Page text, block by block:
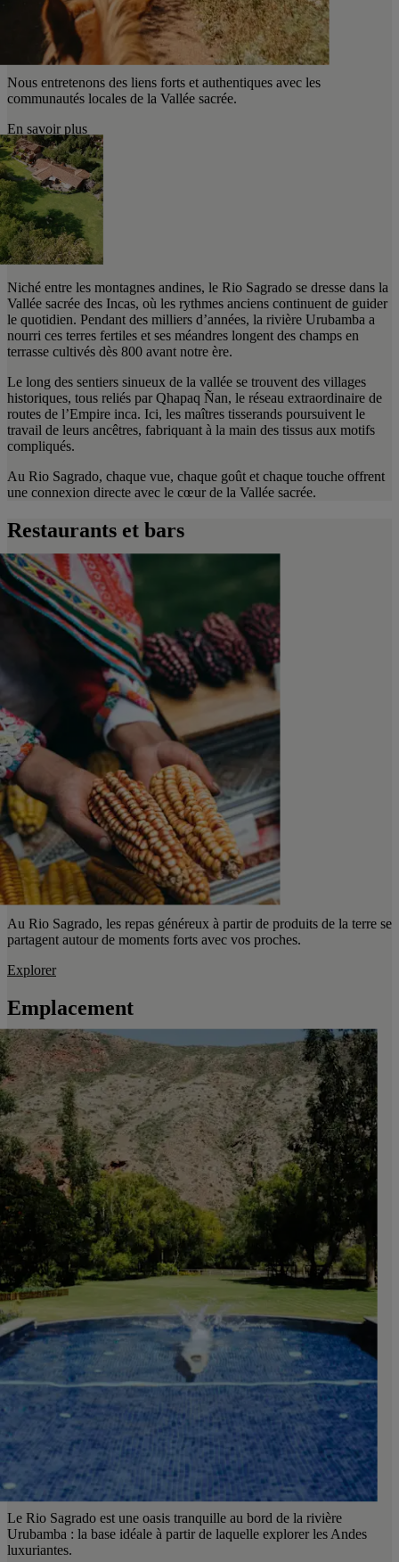
Nous entretenons des liens forts et authentiques avec les
communautés locales de la Vallée sacrée.
En savoir plus
Niché entre les montagnes andines, le Rio Sagrado se dresse dans la
Vallée sacrée des Incas, où les rythmes anciens continuent de guider
le quotidien. Pendant des milliers d’années, la rivière Urubamba a
nourri ces terres fertiles et ses méandres longent des champs en
terrasse cultivés dès 800 avant notre ère.
Le long des sentiers sinueux de la vallée se trouvent des villages
historiques, tous reliés par Qhapaq Ñan, le réseau extraordinaire de
routes de l’Empire inca. Ici, les maîtres tisserands poursuivent le
travail de leurs ancêtres, fabriquant à la main des tissus aux motifs
compliqués.
Au Rio Sagrado, chaque vue, chaque goût et chaque touche offrent
une connexion directe avec le cœur de la Vallée sacrée.
Restaurants et bars
Au Rio Sagrado, les repas généreux à partir de produits de la terre se
partagent autour de moments forts avec vos proches.
Explorer
Emplacement
Le Rio Sagrado est une oasis tranquille au bord de la rivière
Urubamba : la base idéale à partir de laquelle explorer les Andes
luxuriantes.